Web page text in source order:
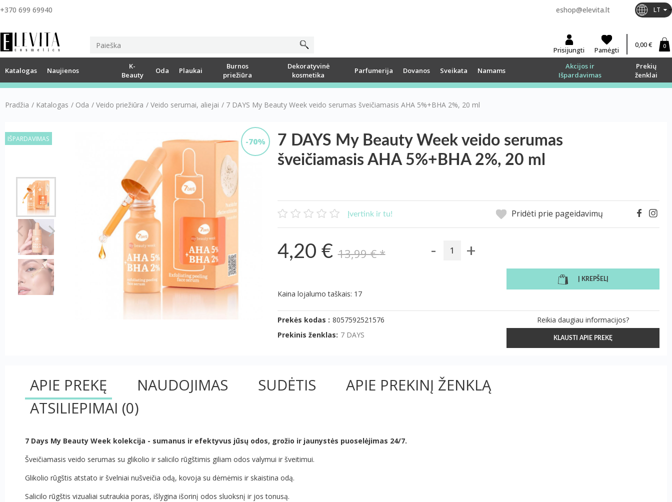
+370 699 69940 eshop@elevita.lt LT
Prisijungti Pamėgti
0,00 € 0
Katalogas Naujienos
K-
Beauty
Oda Plaukai
Burnos
priežiūra
Dekoratyvinė
kosmetika
Parfumerija Dovanos Sveikata Namams
Akcijos ir
Išpardavimas
Prekių
ženklai
Pradžia / Katalogas / Oda / Veido priežiūra / Veido serumai, aliejai / 7 DAYS My Beauty Week veido serumas šveičiamasis AHA 5%+BHA 2%, 20 ml
-70%
IŠPARDAVIMAS
7 DAYS My Beauty Week veido serumas
šveičiamasis AHA 5%+BHA 2%, 20 ml
Įvertink ir tu! Pridėti prie pageidavimų
4,20 € 13,99 €* - +
Į KREPŠELĮ
Kaina lojalumo taškais: 17
Prekės kodas : 8057592521576
Prekinis ženklas: 7 DAYS
Reikia daugiau informacijos?
KLAUSTI APIE PREKĘ
APIE PREKĘ NAUDOJIMAS SUDĖTIS
APIE PREKINĮ ŽENKLĄ
ATSILIEPIMAI (0)
7 Days My Beauty Week kolekcija - sumanus ir efektyvus jūsų odos, grožio ir jaunystės puoselėjimas 24/7.
Šveičiamasis veido serumas su glikolio ir salicilo rūgštimis giliam odos valymui ir šveitimui.
Glikolio rūgštis atstato ir švelniai nušveičia odą, kovoja su dėmėmis ir skaistina odą.
Salicilo rūgštis vizualiai sutraukia poras, išlygina išorinį odos sluoksnį ir jos tonusą.